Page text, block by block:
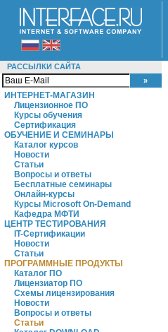
РАССЫЛКИ САЙТА
ИНТЕРНЕТ-МАГАЗИН
Лицензионное ПО
Курсы обучения
Сертификация
ОБУЧЕНИЕ И СЕМИНАРЫ
Каталог курсов
Новости
Статьи
Вопросы и ответы
Бесплатные семинары
Онлайн-курсы
Курсы Microsoft On-Demand
Кафедра МФТИ
ЦЕНТР ТЕСТИРОВАНИЯ
IT-Сертификации
Новости
Статьи
ПРОГРАММНЫЕ ПРОДУКТЫ
Каталог ПО
Лицензиатор ПО
Схемы лицензирования
Новости
Вопросы и ответы
Статьи